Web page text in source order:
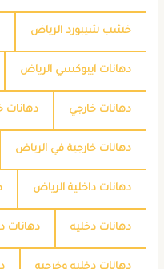
خشب شيبورد الرياض
دهانات ايبوكسي الرياض
دهانات خارجي دهانات
دهانات خارجية في الرياض
دهانات داخلية الرياض
دهانات دخليه دهانات